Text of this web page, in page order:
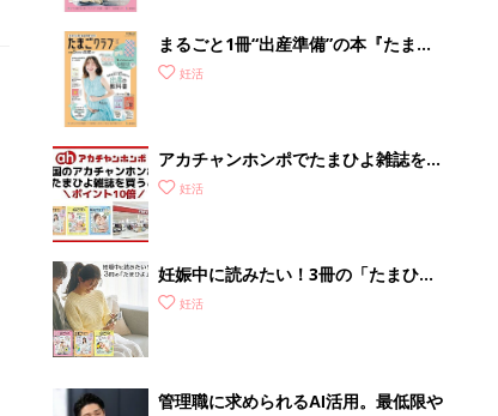
まるごと1冊“出産準備”の本『たまご
クラブ 夏号』〈スペシャル大特集〉
妊活
アカチャンホンポでたまひよ雑誌を買
うとポイント10倍【期間限定】
妊活
妊娠中に読みたい！3冊の「たまひ
よ」妊活
管理職に求められるAI活用。最低限や